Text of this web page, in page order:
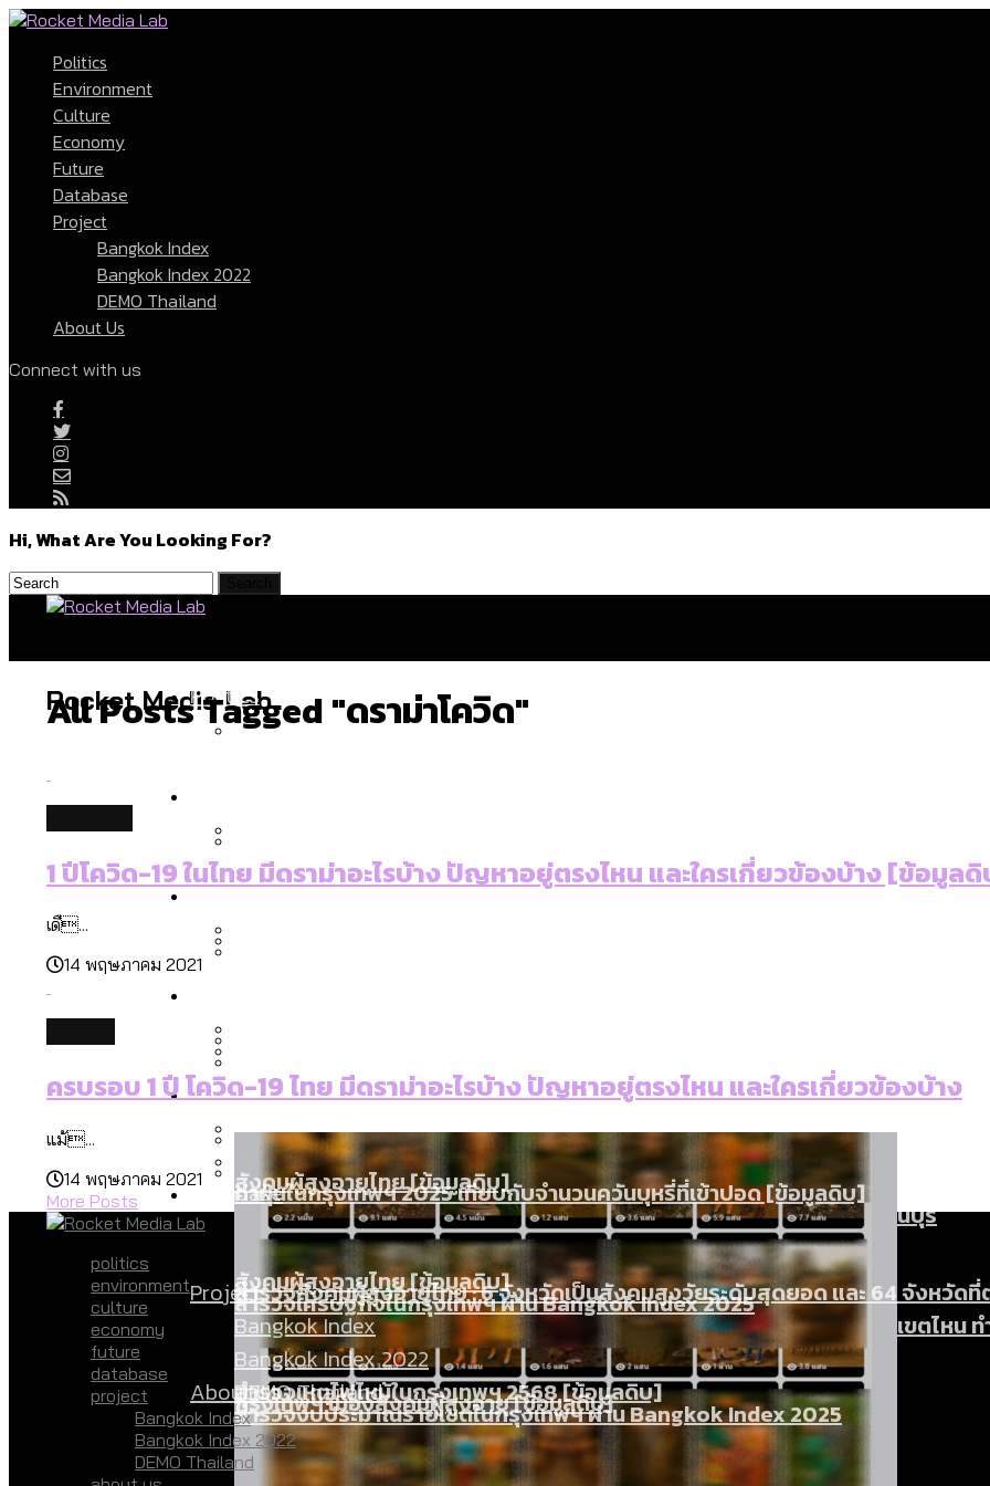
Politics
Environment
Culture
Economy
Future
Database
Project
Bangkok Index
Bangkok Index 2022
DEMO Thailand
About Us
Connect with us
Hi, What Are You Looking For?
Rocket Media Lab
Politics
เมื่อแยกท่องเที่ยวออกจากกีฬา กระทรวงใหม่จะมีงบฯ ประมาณเท่าไร
กทม. มีอำนาจแค่ไหน ในการแก้ปัญหาให้คนที่อาศัยอยู่ในกรุงเทพฯ
สำรวจเหตุไฟไหม้ในกรุงเทพฯ ส่วนใหญ่มาจากไฟฟ้าลัดวงจร เขตจตุจักรเกิดไฟฟ้า
ขยะมูลฝอย 2568 [ข้อมูลดิบ]
ขยะของคน กทม. ที่ยังถูกนำไปทิ้งที่ ฉะเชิงเทรา นครปฐม และล่าสุดที่กาญจนบุรี
งบระบายน้ำ-ป้องกันน้ำท่วม 4 ปี (2566-2569) ของ กทม. ในยุคชัชชาติ ลงเขตไหน ท
Culture
สำรวจ Hate Speech ที่ถูกผลิตซ้ำผ่านวิดีโอ AI ในช่วงความขัดแย้งไทย-กัมพูชา [ข้
เมกะโปรเจ็กต์ของ กทม. ในช่วงที่มีการใช้งบคาบเกี่ยวในยุคชัชชาติ มีอะไร ใช้งบแค่ไหน
ค่าฝุ่นในกรุงเทพฯ 2025 เทียบกับจำนวนควันบุหรี่ที่เข้าปอด [ข้อมูลดิบ]
สำรวจเศรษฐกิจในกรุงเทพฯ ผ่าน Bangkok Index 2025
สำรวจงบประมาณรายเขตในกรุงเทพฯ ผ่าน Bangkok Index 2025
Future
สังคมผู้สูงอายุไทย [ข้อมูลดิบ]
สำรวจสังคมผู้สูงอายุไทย : 6 จังหวัดเป็นสังคมสูงวัยระดับสุดยอด และ 64 จังหวัดที่
กรุงเทพฯ เมืองสังคมผู้สูงอายุ [ข้อมูลดิบ]
Database
สังคมผู้สูงอายุไทย [ข้อมูลดิบ]
สำรวจเหตุไฟไหม้ในกรุงเทพฯ 2568 [ข้อมูลดิบ]
Project
Bangkok Index
Bangkok Index 2022
DEMO Thailand
About Us
All Posts Tagged "ดราม่าโควิด"
1 ปีโควิด-19 ในไทย มีดราม่าอะไรบ้าง ปัญหาอยู่ตรงไหน และใครเกี่ยวข้องบ้าง [ข้อมูล
เดื...
14 พฤษภาคม 2021
ครบรอบ 1 ปี โควิด-19 ไทย มีดราม่าอะไรบ้าง ปัญหาอยู่ตรงไหน และใครเกี่ยวข้องบ้าง
แม้...
14 พฤษภาคม 2021
More Posts
politics
environment
culture
economy
future
database
project
Bangkok Index
Bangkok Index 2022
DEMO Thailand